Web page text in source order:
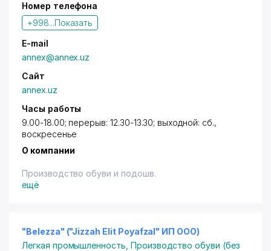
Номер телефона
+998...Показать
E-mail
annex@annex.uz
Сайт
annex.uz
Часы работы
9.00-18.00; перерыв: 12.30-13.30; выходной: сб.,
воскресенье
О компании
Производство обуви и подошв.
ещё
"Belezza" ("Jizzah Elit Poyafzal" ИП ООО)
Легкая промышленность Производство обуви (без